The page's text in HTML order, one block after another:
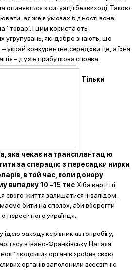
опиняється в ситуації безвиході. Такою
адже в умовах бідності вона
“товар”. І цим користають
угрупувань, які добре знають, що
украй конкурентне середовище, а їхня
– дуже прибуткова справа.
Тільки
яка чекає на трансплантацію
за операцію з пересадки нирки
в той час, коли донору
випадку 10 -15 тис . Хіба варті ці
свого життя залишатися інвалідом.
бити на сполох, аби вберегти
пересічного українця.
заходу керівник автопробігу,
в Івано-ФранківськуНаталя
людських органів зробив свою
органів заполонили всесвітню